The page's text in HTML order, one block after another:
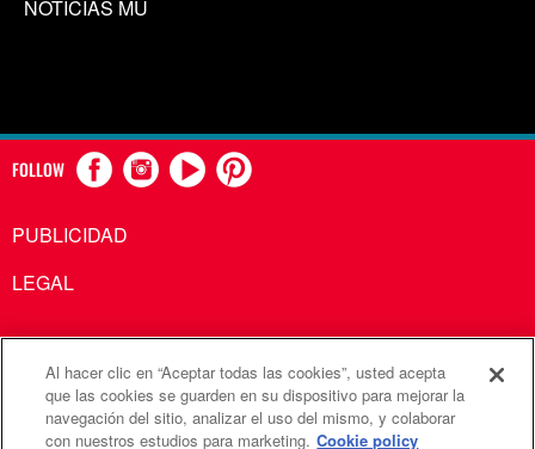
NOTICIAS MU
FOLLOW
PUBLICIDAD
LEGAL
Comunicaciones Metodistas Unidas es una agencia de la
Iglesia Metodista Unida
Al hacer clic en “Aceptar todas las cookies”, usted acepta
que las cookies se guarden en su dispositivo para mejorar la
navegación del sitio, analizar el uso del mismo, y colaborar
con nuestros estudios para marketing. Cookie policy